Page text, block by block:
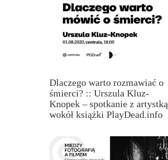
Dlaczego warto rozmawiać o
śmierci? :: Urszula Kluz-
Knopek – spotkanie z artystką
wokół książki PlayDead.info